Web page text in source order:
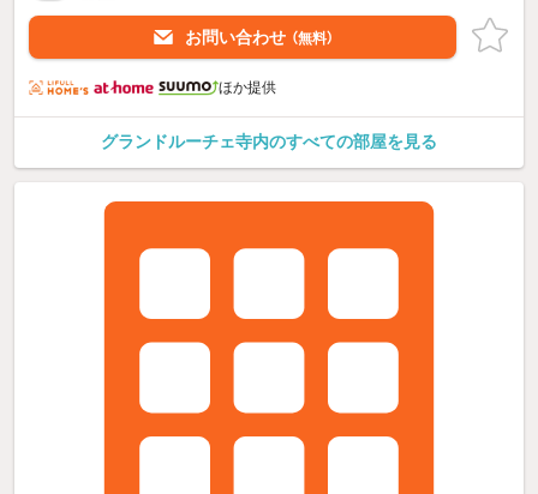
お問い合わせ （無料）
ほか提供
グランドルーチェ寺内のすべての部屋を見る